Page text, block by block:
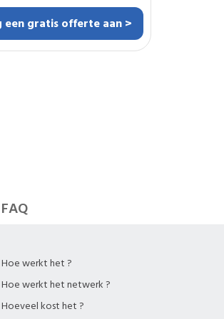
een gratis offerte aan >
FAQ
Hoe werkt het ?
Hoe werkt het netwerk ?
Hoeveel kost het ?